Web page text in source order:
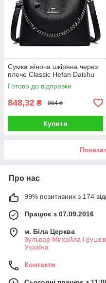
Сумка жіноча шкіряна через
плече Classic Hefan Daishu
Готово до відправки
848,32 ₴ 964 ₴
Купити
Про нас
99% позитивних з 174
Працює з 07.09.2016
м. Біла Церква
бульвар Михайла
Україна
Контакти